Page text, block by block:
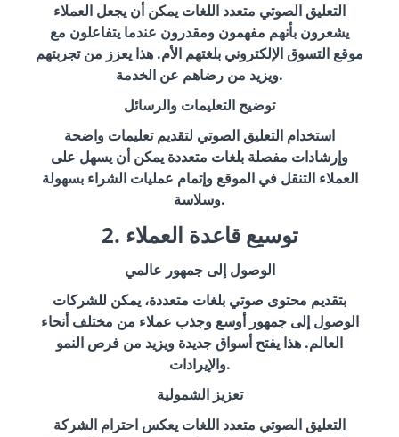
التعليق الصوتي متعدد اللغات يمكن أن يجعل العملاء
يشعرون بأنهم مفهمون ومقدرون عندما يتفاعلون مع
موقع التسوق الإلكتروني بلغتهم الأم. هذا يعزز من تجربتهم
ويزيد من رضاهم عن الخدمة.
توضيح التعليمات والرسائل
استخدام التعليق الصوتي لتقديم تعليمات واضحة
وإرشادات مفصلة بلغات متعددة يمكن أن يسهل على
العملاء التنقل في الموقع وإتمام عمليات الشراء بسهولة
وسلاسة.
2. توسيع قاعدة العملاء
الوصول إلى جمهور عالمي
بتقديم محتوى صوتي بلغات متعددة، يمكن للشركات
الوصول إلى جمهور أوسع وجذب عملاء من مختلف أنحاء
العالم. هذا يفتح أسواق جديدة ويزيد من فرص النمو
والإيرادات.
تعزيز الشمولية
التعليق الصوتي متعدد اللغات يعكس احترام الشركة